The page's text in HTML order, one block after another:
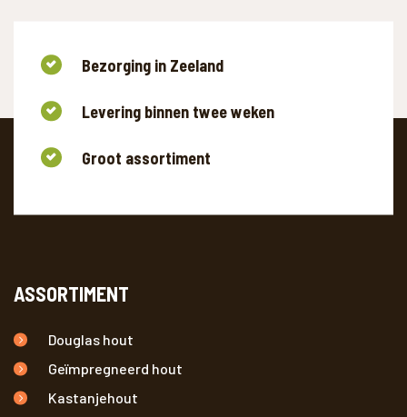
Bezorging in Zeeland
Levering binnen twee weken
Groot assortiment
ASSORTIMENT
Douglas hout
Geïmpregneerd hout
Kastanjehout